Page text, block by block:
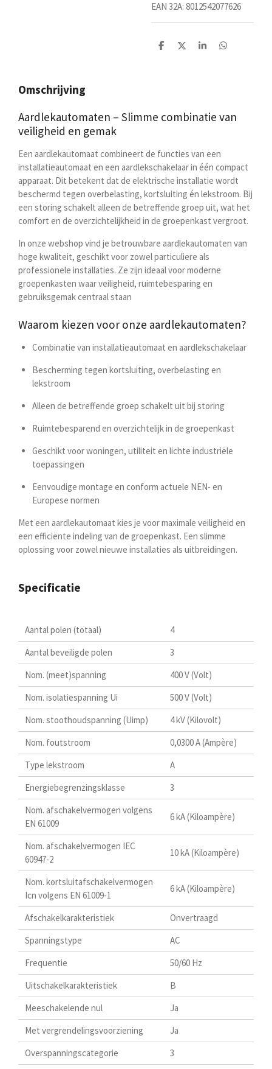
EAN 32A: 8012542077626
D
D
S
D
Omschrijving
Aardlekautomaten – Slimme combinatie van
veiligheid en gemak
Een aardlekautomaat combineert de functies van een
installatieautomaat en een aardlekschakelaar in één compact
apparaat. Dit betekent dat de elektrische installatie wordt
beschermd tegen overbelasting, kortsluiting én lekstroom. Bij
een storing schakelt alleen de betreffende groep uit, wat het
comfort en de overzichtelijkheid in de groepenkast vergroot.
In onze webshop vind je betrouwbare aardlekautomaten van
hoge kwaliteit, geschikt voor zowel particuliere als
professionele installaties. Ze zijn ideaal voor moderne
groepenkasten waar veiligheid, ruimtebesparing en
gebruiksgemak centraal staan
Waarom kiezen voor onze aardlekautomaten?
Combinatie van installatieautomaat en aardlekschakelaar
Bescherming tegen kortsluiting, overbelasting en
lekstroom
Alleen de betreffende groep schakelt uit bij storing
Ruimtebesparend en overzichtelijk in de groepenkast
Geschikt voor woningen, utiliteit en lichte industriële
toepassingen
Eenvoudige montage en conform actuele NEN- en
Europese normen
Met een aardlekautomaat kies je voor maximale veiligheid en
een efficiënte indeling van de groepenkast. Een slimme
oplossing voor zowel nieuwe installaties als uitbreidingen.
Specificatie
Aantal polen (totaal)
4
Aantal beveiligde polen
3
Nom. (meet)spanning
400 V (Volt)
Nom. isolatiespanning Ui
500 V (Volt)
Nom. stoothoudspanning (Uimp)
4 kV (Kilovolt)
Nom. foutstroom
0,0300 A (Ampère)
Type lekstroom
A
Energiebegrenzingsklasse
3
Nom. afschakelvermogen volgens
EN 61009
6 kA (Kiloampère)
Nom. afschakelvermogen IEC
60947-2
10 kA (Kiloampère)
Nom. kortsluitafschakelvermogen
Icn volgens EN 61009-1
6 kA (Kiloampère)
Afschakelkarakteristiek
Onvertraagd
Spanningstype
AC
Frequentie
50/60 Hz
Uitschakelkarakteristiek
B
Meeschakelende nul
Ja
Met vergrendelingsvoorziening
Ja
Overspanningscategorie
3